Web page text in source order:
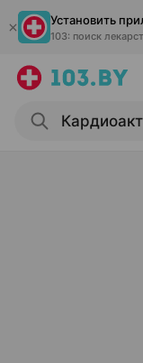
Установить
103: поиск